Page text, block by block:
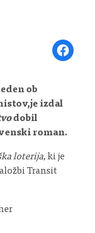
Share on
ob
izdal
dobil
roman.
loterija, ki je
Transit